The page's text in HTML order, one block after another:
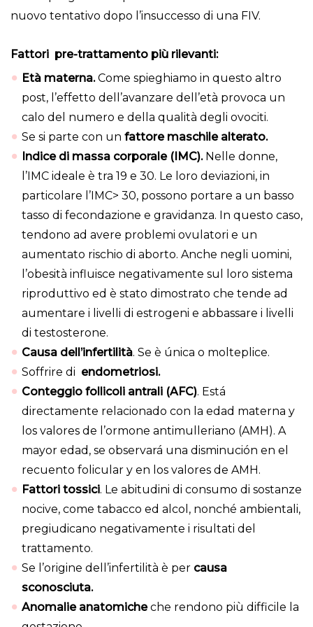
nuovo tentativo dopo l’insuccesso di una FIV.
Fattori pre-trattamento più rilevanti:
Età materna.Come spieghiamo in questo altro
post, l’effetto dell’avanzare dell’età provoca un
calo del numero e della qualità degli ovociti.
Se si parte con un fattore maschile alterato.
Indice di massa corporale (IMC).Nelle donne,
l’IMC ideale è tra 19 e 30. Le loro deviazioni, in
particolare l’IMC> 30, possono portare a un basso
tasso di fecondazione e gravidanza. In questo caso,
tendono ad avere problemi ovulatori e un
aumentato rischio di aborto. Anche negli uomini,
l’obesità influisce negativamente sul loro sistema
riproduttivo ed è stato dimostrato che tende ad
aumentare i livelli di estrogeni e abbassare i livelli
di testosterone.
Causa dell’infertilità. Se è única o molteplice.
Soffrire di endometriosi.
Conteggio follicoli antrali (AFC). Está
directamente relacionado con la edad materna y
los valores de l’ormone antimulleriano (AMH). A
mayor edad, se observará una disminución en el
recuento folicular y en los valores de AMH.
Fattori tossici. Le abitudini di consumo di sostanze
nocive, come tabacco ed alcol, nonché ambientali,
pregiudicano negativamente i risultati del
trattamento.
Se l’origine dell’infertilità è per causa
sconosciuta.
Anomalie anatomicheche rendono più difficile la